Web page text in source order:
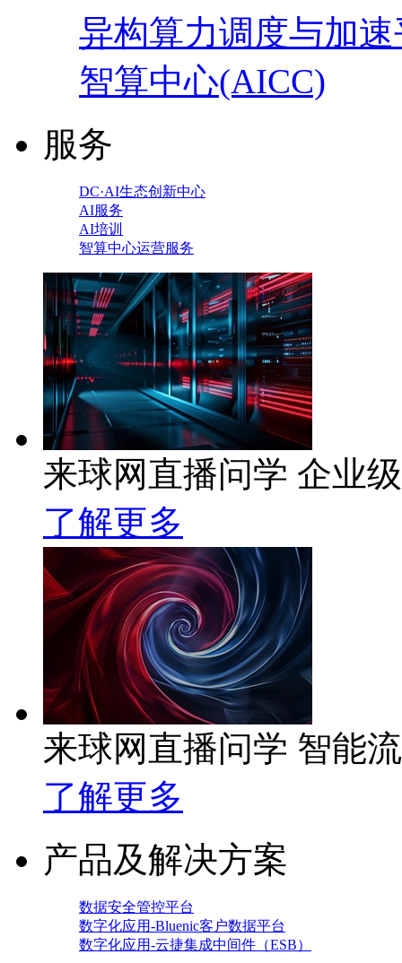
异构算力调度与加
智算中心(AICC)
服务
DC·AI生态创新中心
AI服务
AI培训
智算中心运营服务
来球网直播问学 企业
了解更多
来球网直播问学 智能
了解更多
产品及解决方案
数据安全管控平台
数字化应用-Bluenic客户数据平台
数字化应用-云捷集成中间件（ESB）